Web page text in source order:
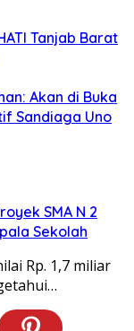
Tanjab Barat
Akan di Buka
Sandiaga Uno
SMA N 2
Sekolah
Rp. 1,7 miliar